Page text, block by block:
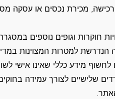
רכישה, מכירת נכסים או עסקה
חוקרות וגופים נוספים
למטרות המצוינות
מידע כללי שאינו אישי
שלישיים לצורך עמידה